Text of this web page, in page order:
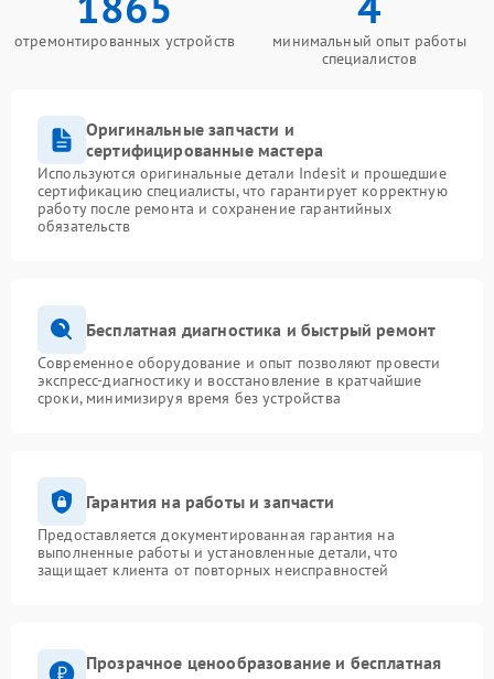
отремонтированных устройств
минимальный опыт работы
специалистов
Оригинальные запчасти и
сертифицированные мастера
Используются оригинальные детали Indesit и прошедшие
сертификацию специалисты, что гарантирует корректную
работу после ремонта и сохранение гарантийных
обязательств
Бесплатная диагностика и быстрый ремонт
Современное оборудование и опыт позволяют провести
экспресс-диагностику и восстановление в кратчайшие
сроки, минимизируя время без устройства
Гарантия на работы и запчасти
Предоставляется документированная гарантия на
выполненные работы и установленные детали, что
защищает клиента от повторных неисправностей
Прозрачное ценообразование и бесплатная